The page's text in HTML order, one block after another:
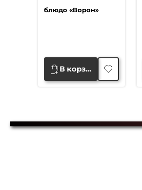
блюдо «Ворон»
В корзину